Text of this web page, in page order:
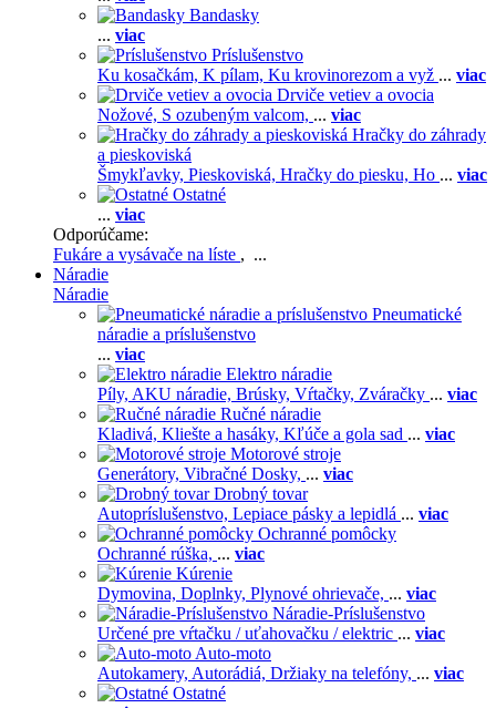
Bandasky
... viac
Príslušenstvo
Ku kosačkám, K pílam, Ku krovinorezom a vyž ... viac
Drviče vetiev a ovocia
Nožové, S ozubeným valcom, ... viac
Hračky do záhrady
a pieskoviská
Šmykľavky, Pieskoviská, Hračky do piesku, Ho ... viac
Ostatné
... viac
Odporúčame:
Fukáre a vysávače na líste , ...
Náradie
Náradie
Pneumatické
náradie a príslušenstvo
... viac
Elektro náradie
Píly, AKU náradie, Brúsky, Vŕtačky, Zváračky ... viac
Ručné náradie
Kladivá, Kliešte a hasáky, Kľúče a gola sad ... viac
Motorové stroje
Generátory, Vibračné Dosky, ... viac
Drobný tovar
Autopríslušenstvo, Lepiace pásky a lepidlá ... viac
Ochranné pomôcky
Ochranné rúška, ... viac
Kúrenie
Dymovina, Doplnky, Plynové ohrievače, ... viac
Náradie-Príslušenstvo
Určené pre vŕtačku / uťahovačku / elektric ... viac
Auto-moto
Autokamery, Autorádiá, Držiaky na telefóny, ... viac
Ostatné